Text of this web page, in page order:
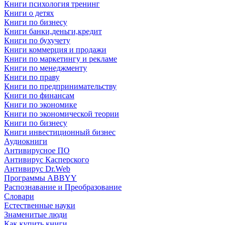
Книги психология тренинг
Книги о детях
Книги по бизнесу
Книги банки,деньги,кредит
Книги по бухучету
Книги коммерция и продажи
Книги по маркетингу и рекламе
Книги по менеджменту
Книги по праву
Книги по предпринимательству
Книги по финансам
Книги по экономике
Книги по экономической теории
Книги по бизнесу
Книги инвестиционный бизнес
Аудиокниги
Антивирусное ПО
Антивирус Касперского
Антивирус Dr.Web
Программы ABBYY
Распознавание и Преобразование
Словари
Естественные науки
Знаменитые люди